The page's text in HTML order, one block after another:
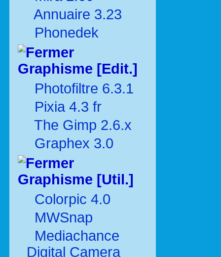
Annuaire 3.23
Phonedek
Graphisme [Edit.]
Photofiltre 6.3.1
Pixia 4.3 fr
The Gimp 2.6.x
Graphex 3.0
Graphisme [Util.]
Colorpic 4.0
MWSnap
Mediachance
Digital Camera